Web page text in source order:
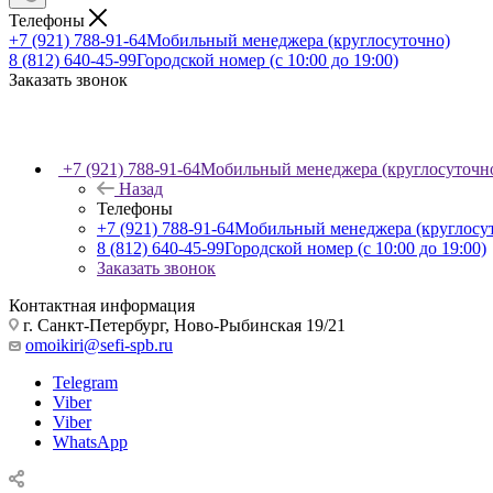
Телефоны
+7 (921) 788-91-64Мобильный менеджера (круглосуточно)
8 (812) 640-45-99Городской номер (с 10:00 до 19:00)
Заказать звонок
+7 (921) 788-91-64Мобильный менеджера
Назад
Телефоны
+7 (921) 788-91-64Мобильный менеджера
8 (812) 640-45-99Городской номер (с 10:00 до 19:00)
Заказать звонок
Контактная информация
г. Санкт-Петербург, Ново-Рыбинская 19/21
omoikiri@sefi-spb.ru
Telegram
Viber
Viber
WhatsApp